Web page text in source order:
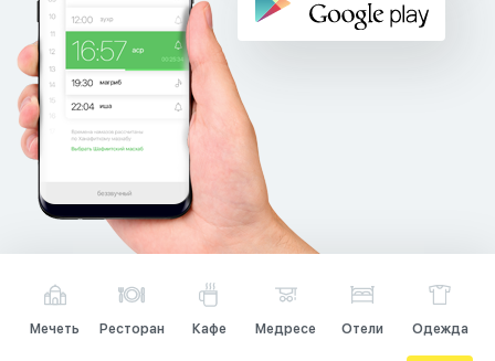
Мечеть Ресторан Кафе Медресе Отели Одежда